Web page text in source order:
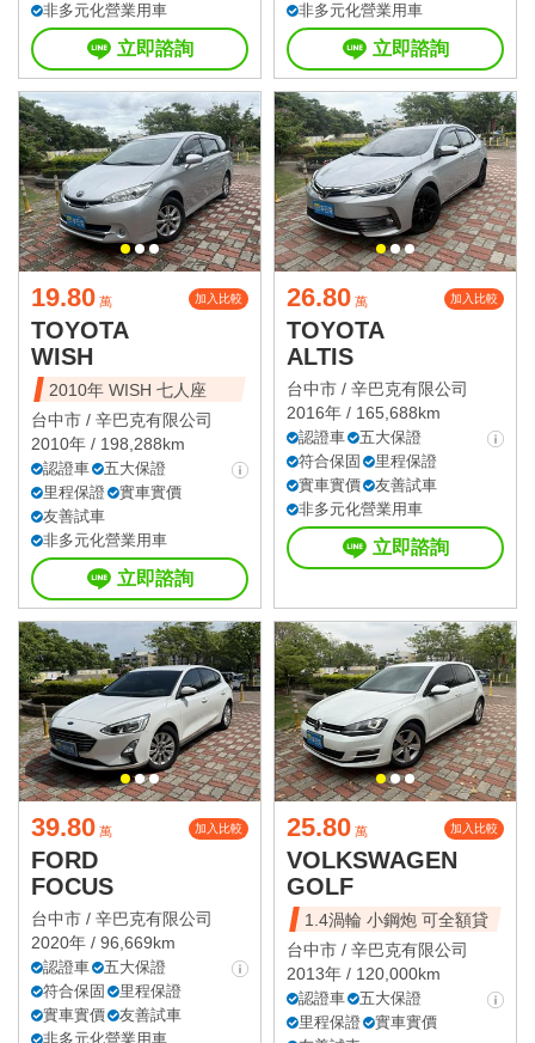
非多元化營業用車
立即諮詢
非多元化營業用車
立即諮詢
19.80 萬 加入比較
TOYOTA
WISH
2010年 WISH 七人座
台中市 / 辛巴克有限公司
2010年 / 198,288km
認證車
五大保證
里程保證
實車實價
友善試車
非多元化營業用車
立即諮詢
26.80 萬 加入比較
TOYOTA
ALTIS
台中市 / 辛巴克有限公司
2016年 / 165,688km
認證車
五大保證
符合保固
里程保證
實車實價
友善試車
非多元化營業用車
立即諮詢
39.80 萬 加入比較
FORD
FOCUS
台中市 / 辛巴克有限公司
2020年 / 96,669km
認證車
五大保證
符合保固
里程保證
實車實價
友善試車
非多元化營業用車
25.80 萬 加入比較
VOLKSWAGEN
GOLF
1.4渦輪 小鋼炮 可全額貸
台中市 / 辛巴克有限公司
2013年 / 120,000km
認證車
五大保證
里程保證
實車實價